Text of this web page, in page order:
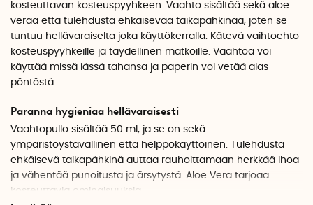
kosteuttavan kosteuspyyhkeen. Vaahto sisältää sekä aloe
veraa että tulehdusta ehkäisevää taikapähkinää, joten se
tuntuu hellävaraiselta joka käyttökerralla. Kätevä vaihtoehto
kosteuspyyhkeille ja täydellinen matkoille. Vaahtoa voi
käyttää missä iässä tahansa ja paperin voi vetää alas
pöntöstä.
Paranna hygieniaa hellävaraisesti
Vaahtopullo sisältää 50 ml, ja se on sekä
ympäristöystävällinen että helppokäyttöinen. Tulehdusta
ehkäisevä taikapähkinä auttaa rauhoittamaan herkkää ihoa
ja vähentää punoitusta ja ärsytystä. Aloe Vera tarjoaa
kosteuttavia ominaisuuksia.